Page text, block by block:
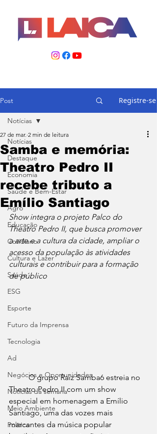
Post Registre-se
Notícias
Destaque
Economia
Saúde e Bem-Estar
Agro
Educação
Cotidiano
Cultura e Lazer
Saúde
ESG
Esporte
Futuro da Imprensa
Tecnologia
Ad
Negócios e Oportunidades
Notícias da semana
Meio Ambiente
Política
Notícias
Samba e memória:
Theatro Pedro II
recebe tributo a
Emílio Santiago
27 de mar. 2 min de leitura
Show integra o projeto Palco do
Theatro Pedro II, que busca promover
a arte e a cultura da cidade, ampliar o
acesso da população às atividades
culturais e contribuir para a formação
de público
	O grupo Raiz Samba6 estreia no
Theatro Pedro II com um show
especial em homenagem a Emílio
Santiago, uma das vozes mais
marcantes da música popular